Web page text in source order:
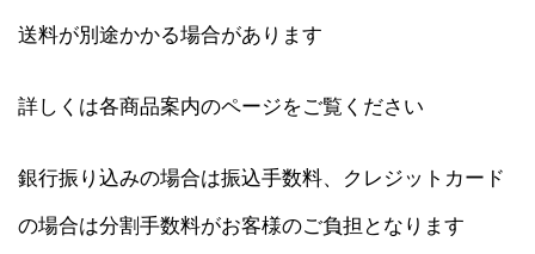
送料が別途かかる場合があります
詳しくは各商品案内のページをご覧ください
銀行振り込みの場合は振込手数料、クレジットカード
の場合は分割手数料がお客様のご負担となります